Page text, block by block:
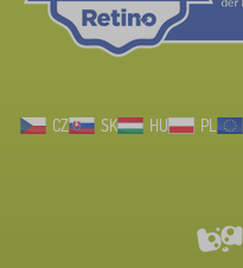
CZ SK HU PL